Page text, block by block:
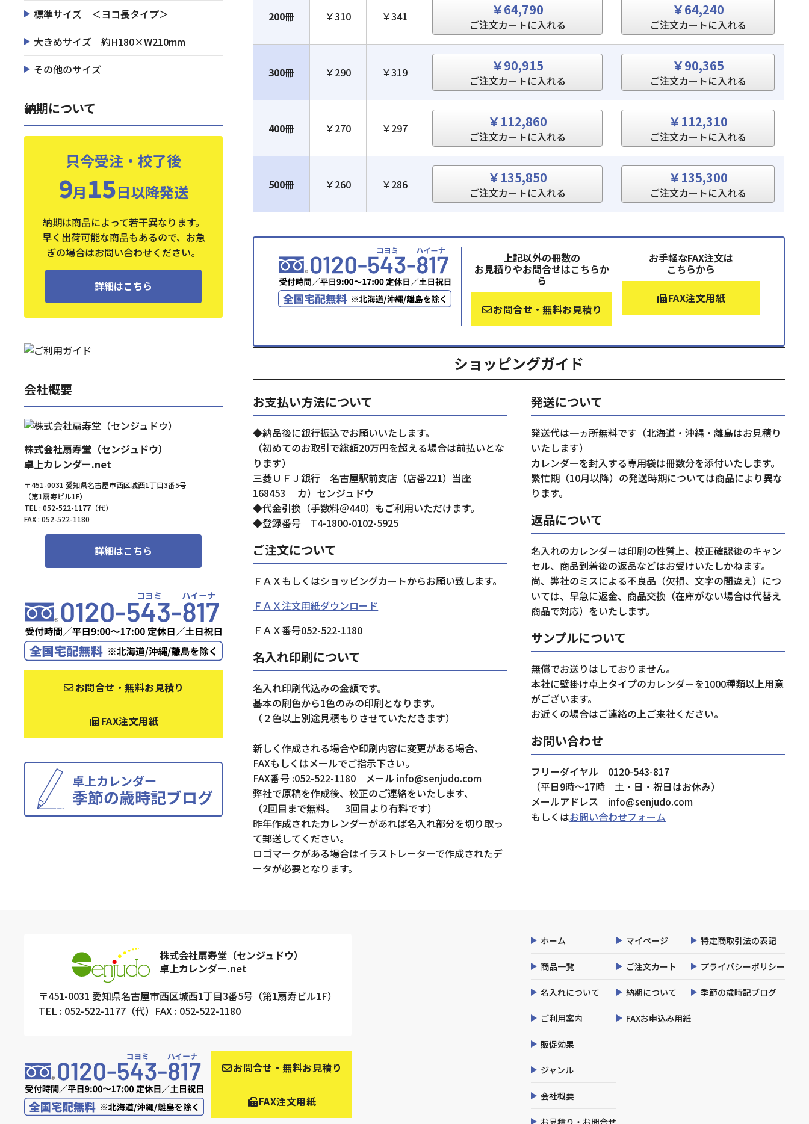
標準サイズ ＜ヨコ長タイプ＞
大きめサイズ 約H180×W210mm
その他のサイズ
納期について
只今受注・校了後
9月 15日以降発送
納期は商品によって若干異なります。
早く出荷可能な商品もあるので、お急
ぎの場合はお問い合わせください。
詳細はこちら
会社概要
株式会社扇寿堂（センジュドウ）
卓上カレンダー.net
〒451-0031 愛知県名古屋市西区城西1丁目3番5号
（第1扇寿ビル1F）
TEL : 052-522-1177（代）
FAX : 052-522-1180
詳細はこちら
お問合せ・無料お見積り
FAX注文用紙
200冊 ￥310 ￥341 ￥64,790
ご注文カートに入れる
￥64,240
ご注文カートに入れる
300冊 ￥290 ￥319 ￥90,915
ご注文カートに入れる
￥90,365
ご注文カートに入れる
400冊 ￥270 ￥297 ￥112,860
ご注文カートに入れる
￥112,310
ご注文カートに入れる
500冊 ￥260 ￥286 ￥135,850
ご注文カートに入れる
￥135,300
ご注文カートに入れる
上記以外の冊数の
お見積りやお問合せはこちらか
ら
お問合せ・無料お見積り
お手軽なFAX注文は
こちらから
FAX注文用紙
ショッピングガイド
お支払い方法について
◆納品後に銀行振込でお願いいたします。
（初めてのお取引で総額20万円を超える場合は前払いとな
ります）
三菱ＵＦＪ銀行 名古屋駅前支店（店番221）当座
168453 カ）センジュドウ
◆代金引換（手数料＠440）もご利用いただけます。
◆登録番号 T4-1800-0102-5925
ご注文について
ＦＡＸもしくはショッピングカートからお願い致します。
ＦＡＸ注文用紙ダウンロード
ＦＡＸ番号052-522-1180
名入れ印刷について
名入れ印刷代込みの金額です。
基本の刷色から1色のみの印刷となります。
（２色以上別途見積もりさせていただきます）
新しく作成される場合や印刷内容に変更がある場合、
FAXもしくはメールでご指示下さい。
FAX番号 :052-522-1180 メール info@senjudo.com
弊社で原稿を作成後、校正のご連絡をいたします、
（2回目まで無料。 3回目より有料です）
昨年作成されたカレンダーがあれば名入れ部分を切り取っ
て郵送してください。
ロゴマークがある場合はイラストレーターで作成されたデ
ータが必要となります。
発送について
発送代は一ヵ所無料です（北海道・沖縄・離島はお見積り
いたします）
カレンダーを封入する専用袋は冊数分を添付いたします。
繁忙期（10月以降）の発送時期については商品により異な
ります。
返品について
名入れのカレンダーは印刷の性質上、校正確認後のキャン
セル、商品到着後の返品などはお受けいたしかねます。
尚、弊社のミスによる不良品（欠損、文字の間違え）につ
いては、早急に返金、商品交換（在庫がない場合は代替え
商品で対応）をいたします。
サンプルについて
無償でお送りはしておりません。
本社に壁掛け卓上タイプのカレンダーを1000種類以上用意
がございます。
お近くの場合はご連絡の上ご来社ください。
お問い合わせ
フリーダイヤル 0120-543-817
（平日9時～17時 土・日・祝日はお休み）
メールアドレス info@senjudo.com
もしくはお問い合わせフォーム
株式会社扇寿堂（センジュドウ）
卓上カレンダー.net
〒451-0031 愛知県名古屋市西区城西1丁目3番5号 （第1扇寿ビル1F）
TEL : 052-522-1177（代） FAX : 052-522-1180
お問合せ・無料お見積り
FAX注文用紙
ホーム
商品一覧
名入れについて
ご利用案内
販促効果
ジャンル
会社概要
マイページ
ご注文カート
納期について
FAXお申込み用紙
特定商取引法の表記
プライバシーポリシー
季節の歳時記ブログ